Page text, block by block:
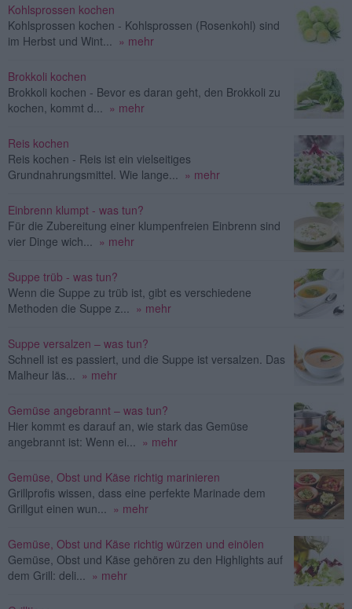
Kohlsprossen kochen
Kohlsprossen kochen - Kohlsprossen (Rosenkohl) sind
im Herbst und Wint...
» mehr
Brokkoli kochen
Brokkoli kochen - Bevor es daran geht, den Brokkoli zu
kochen, kommt d...
» mehr
Reis kochen
Reis kochen - Reis ist ein vielseitiges
Grundnahrungsmittel. Wie lange...
» mehr
Einbrenn klumpt - was tun?
Für die Zubereitung einer klumpenfreien Einbrenn sind
vier Dinge wich...
» mehr
Suppe trüb - was tun?
Wenn die Suppe zu trüb ist, gibt es verschiedene
Methoden die Suppe z...
» mehr
Suppe versalzen – was tun?
Schnell ist es passiert, und die Suppe ist versalzen. Das
Malheur läs...
» mehr
Gemüse angebrannt – was tun?
Hier kommt es darauf an, wie stark das Gemüse
angebrannt ist: Wenn ei...
» mehr
Gemüse, Obst und Käse richtig marinieren
Grillprofis wissen, dass eine perfekte Marinade dem
Grillgut einen wun...
» mehr
Gemüse, Obst und Käse richtig würzen und einölen
Gemüse, Obst und Käse gehören zu den Highlights auf
dem Grill: deli...
» mehr